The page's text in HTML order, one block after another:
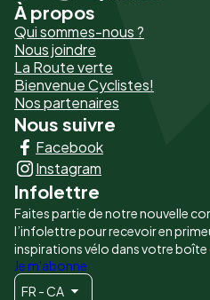
Pied
de
page
-
Liens
principaux
À propos
Qui sommes-nous ?
Nous joindre
La Route verte
Bienvenue Cyclistes!
Nos partenaires
Nous suivre
Facebook
Instagram
Infolettre
Faites partie de notre nouvelle
l’infolettre pour recevoir en
inspirations vélo dans votre boîte
Je m'abonne
FR - CA